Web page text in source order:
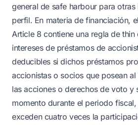
general de safe harbour para otras
perfil. En materia de financiación,
Article 8 contiene una regla de
intereses de préstamos de
deducibles si dichos préstamos
accionistas o socios que posean
las acciones o derechos de voto y
momento durante el periodo
exceden cuatro veces la